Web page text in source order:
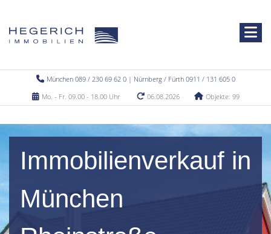
München 089 / 230 69 62 0 | Nürnberg / Fürth 0911 / 131 605 0
Mo. - Fr. 09.00 - 18.00 Uhr
06.08.2026 Objekte: 99
Immobilienverkauf in
München